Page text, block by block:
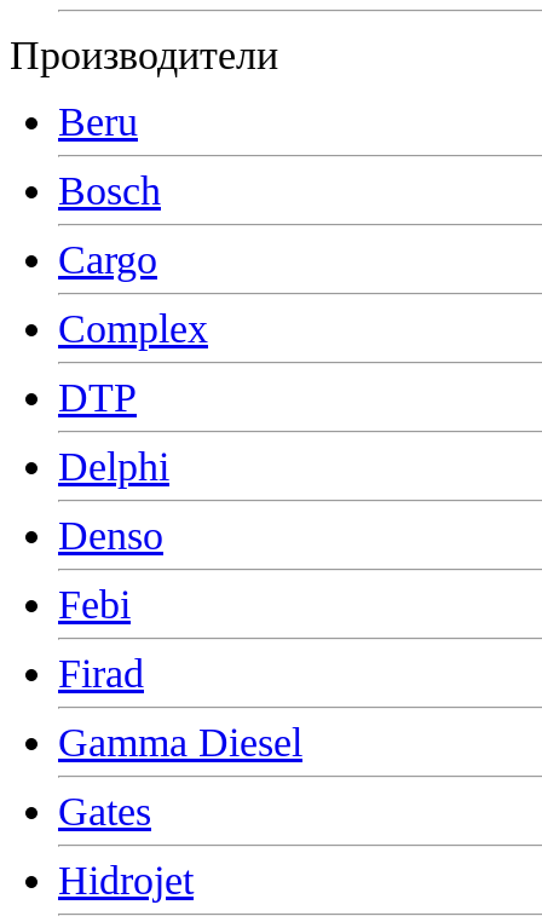
Производители
Beru
Bosch
Cargo
Complex
DTP
Delphi
Denso
Febi
Firad
Gamma Diesel
Gates
Hidrojet